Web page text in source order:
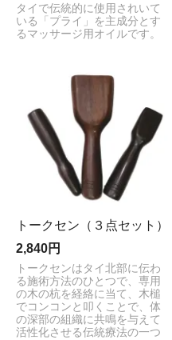
タイで伝統的に使用されいて
いる「プライ」を主成分とす
るマッサージ用オイルです。
トークセン（３点セット）
2,840円
トークセンはタイ北部に伝わ
る施術方法のひとつで、専用
の木の杭を経絡に当て、木槌
でコンコンと叩くことで、体
の深部の組織に共鳴を与えて
活性化させる伝統療法の一つ